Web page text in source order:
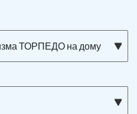
ТОРПЕДО на дому